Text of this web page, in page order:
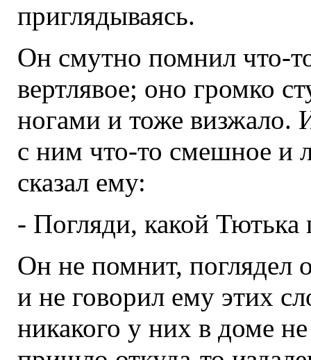
приглядываясь.
Он смутно помнил что-
вертлявое; оно громко
ногами и тоже визжало.
с ним что-то смешное и
сказал ему:
- Погляди, какой
Он не помнит, поглядел
и не говорил ему этих
никакого у них в доме